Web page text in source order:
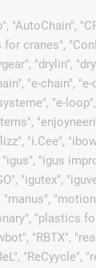
"AutoChain",
for cranes",
"drylin",
"e-chain",
"e-
"i.Cee",
"igus
"igutex",
"manus",
"plastics
"RBTX",
"ReCyycle",